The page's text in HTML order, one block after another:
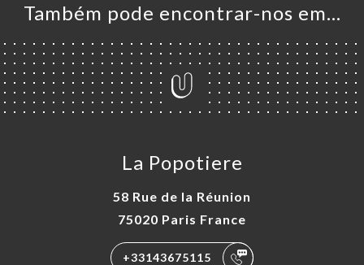
Também pode encontrar-nos em…
La Popotiere
58 Rue de la Réunion
75020 Paris France
+33143675115